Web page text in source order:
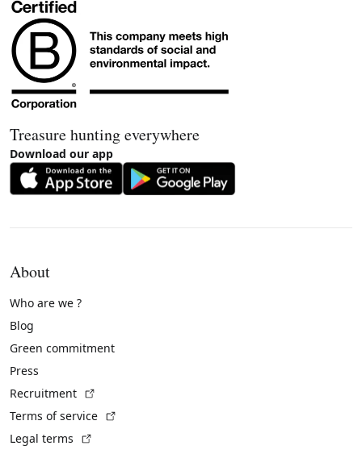
Treasure hunting everywhere
Download our app
About
Who are we ?
Blog
Green commitment
Press
Recruitment
Terms of service
Legal terms